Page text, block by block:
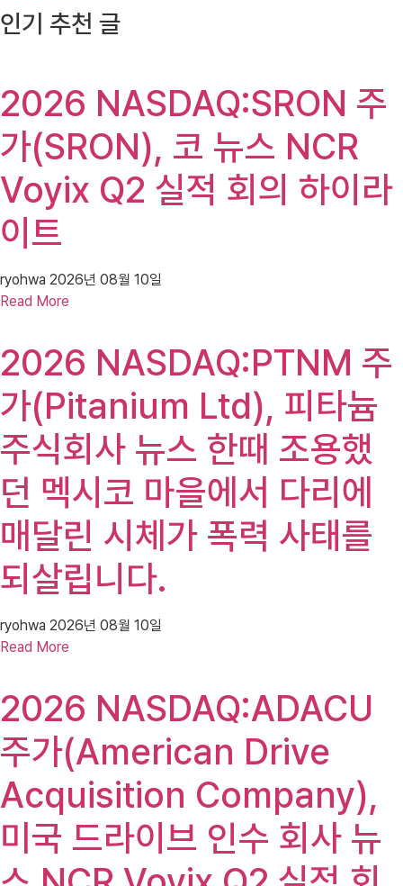
인기 추천 글
2026 NASDAQ:SRON 주
가(SRON), 코 뉴스 NCR
Voyix Q2 실적 회의 하이라
이트
ryohwa 2026년 08월 10일
Read More
2026 NASDAQ:PTNM 주
가(Pitanium Ltd), 피타늄
주식회사 뉴스 한때 조용했
던 멕시코 마을에서 다리에
매달린 시체가 폭력 사태를
되살립니다.
ryohwa 2026년 08월 10일
Read More
2026 NASDAQ:ADACU
주가(American Drive
Acquisition Company),
미국 드라이브 인수 회사 뉴